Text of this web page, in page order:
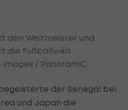
den Weltmeister und
die Fußballwelt
/ PanoramiC
der Senegal bei
und Japan die